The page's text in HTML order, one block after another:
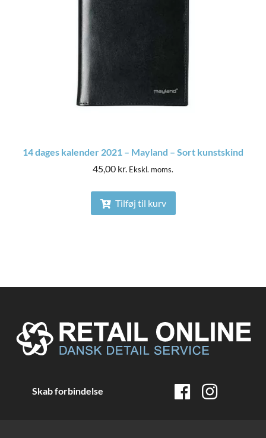
14 dages kalender 2021 – Mayland – Sort kunstskind
45,00 kr. Ekskl. moms.
Tilføj til kurv
Skab forbindelse